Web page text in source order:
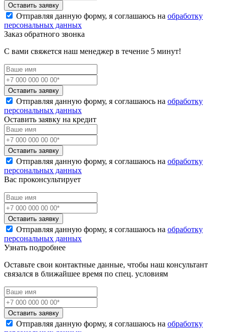
Оставить заявку
Отправляя данную форму, я соглашаюсь на обработку
персональных данных
Заказ обратного звонка
С вами свяжется наш менеджер в течение 5 минут!
Оставить заявку
Отправляя данную форму, я соглашаюсь на обработку
персональных данных
Оставить заявку на кредит
Оставить заявку
Отправляя данную форму, я соглашаюсь на обработку
персональных данных
Вас проконсультирует
Оставить заявку
Отправляя данную форму, я соглашаюсь на обработку
персональных данных
Узнать подробнее
Оставьте свои контактные данные, чтобы наш консультант
связался в ближайшее время по спец. условиям
Оставить заявку
Отправляя данную форму, я соглашаюсь на обработку